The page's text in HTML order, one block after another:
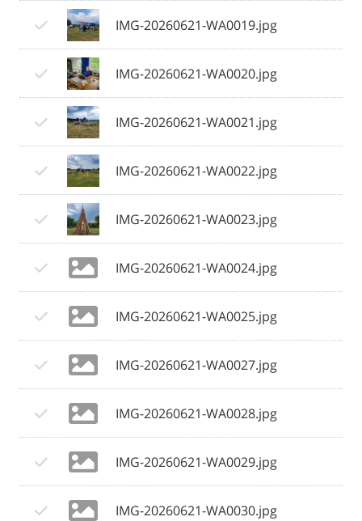
IMG-20260621-WA0019.jpg
IMG-20260621-WA0020.jpg
IMG-20260621-WA0021.jpg
IMG-20260621-WA0022.jpg
IMG-20260621-WA0023.jpg
IMG-20260621-WA0024.jpg
IMG-20260621-WA0025.jpg
IMG-20260621-WA0027.jpg
IMG-20260621-WA0028.jpg
IMG-20260621-WA0029.jpg
IMG-20260621-WA0030.jpg